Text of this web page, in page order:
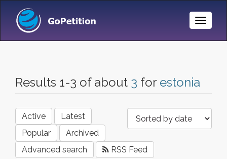
Toggle
Results 1-3 of about 3 for estonia
Active
Latest
Popular
Archived
Advanced search
RSS Feed